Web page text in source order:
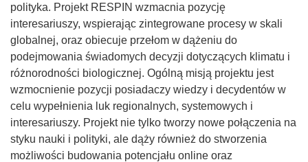
polityka. Projekt RESPIN wzmacnia pozycję
interesariuszy, wspierając zintegrowane procesy w skali
globalnej, oraz obiecuje przełom w dążeniu do
podejmowania świadomych decyzji dotyczących klimatu i
różnorodności biologicznej. Ogólną misją projektu jest
wzmocnienie pozycji posiadaczy wiedzy i decydentów w
celu wypełnienia luk regionalnych, systemowych i
interesariuszy. Projekt nie tylko tworzy nowe połączenia na
styku nauki i polityki, ale dąży również do stworzenia
możliwości budowania potencjału online oraz